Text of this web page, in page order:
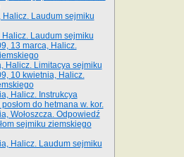
Laudum sejmiku
Laudum sejmiku
13 marca, Halicz.
Halicz. Limitacya sejmiku
10 kwietnia, Halicz.
Halicz. Instrukcya
do hetmana w. kor.
Wołoszcza. Odpowiedź
sejmiku ziemskiego
Halicz. Laudum sejmiku